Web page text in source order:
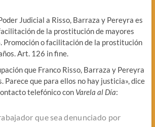
Judicial a Risso, Barraza y Pereyra es
de la prostitución de mayores
Promoción o facilitación de la prostitución
Art. 126 in fine.
que Franco Risso, Barraza y Pereyra
Parece que para ellos no hay justicia», dice
telefónico con Varela al Día:
que sea denunciado por